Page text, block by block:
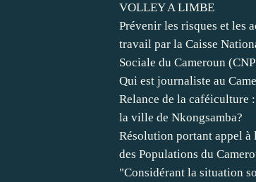
VOLLEY A LIMBE
Prévenir les risques et les
travail par la Caisse
Sociale du Cameroun
Qui est journaliste au
Relance de la caféiculture
la ville de Nkongsamba?
Résolution portant appel
des Populations du
"Considérant la situation